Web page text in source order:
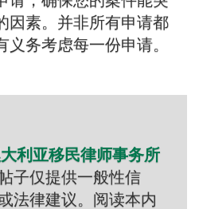
因素。并非所有申请都
务考虑每一份申请。
利亚移民律师事务所
子仅提供一般性信
法律建议。阅读本内